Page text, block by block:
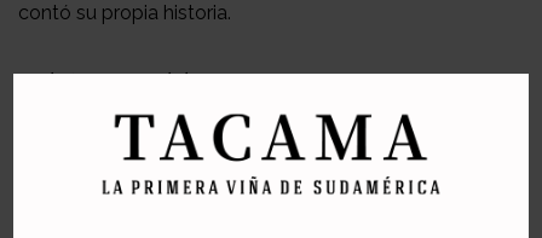
contó su propia historia.
Productos recomendados